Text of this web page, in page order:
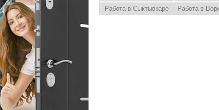
Работа в Сыктывкаре Работа в